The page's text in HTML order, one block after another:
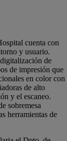
cuenta con
y usuario.
de
de impresión que
en color con
de alto
y el escaneo.
sobremesa
herramientas de